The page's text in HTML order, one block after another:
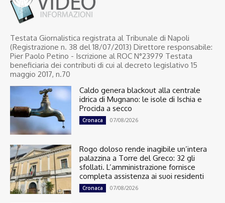
Testata Giornalistica registrata al Tribunale di Napoli
(Registrazione n. 38 del 18/07/2013) Direttore responsabile:
Pier Paolo Petino - Iscrizione al ROC N°23979 Testata
beneficiaria dei contributi di cui al decreto legislativo 15
maggio 2017, n.70
Caldo genera blackout alla centrale
idrica di Mugnano: le isole di Ischia e
Procida a secco
Cronaca 07/08/2026
Rogo doloso rende inagibile un’intera
palazzina a Torre del Greco: 32 gli
sfollati. L’amministrazione fornisce
completa assistenza ai suoi residenti
Cronaca 07/08/2026